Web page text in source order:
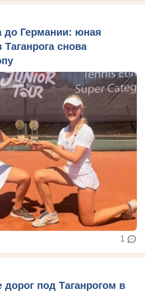
до Германии: юная
Таганрога снова
1
под Таганрогом в